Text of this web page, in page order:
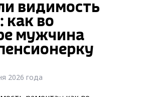
видимость
как во
мужчина
2026 года